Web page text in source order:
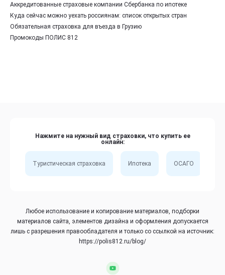
Аккредитованные страховые компании Сбербанка по ипотеке
Куда сейчас можно уехать россиянам: список открытых стран
Обязательная страховка для въезда в Грузию
Промокоды ПОЛИС 812
Нажмите на нужный вид страховки, что купить ее
онлайн:
Туристическая страховка Ипотека ОСАГО
Любое использование и копирование материалов, подборки
материалов сайта, элементов дизайна и оформления допускается
лишь с разрешения правообладателя и только со ссылкой на источник:
https://polis812.ru/blog/